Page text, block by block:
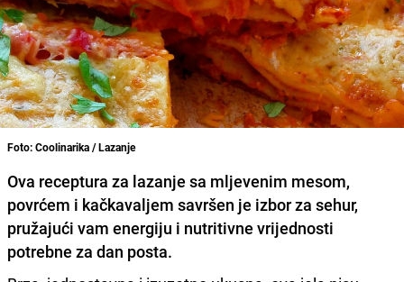
Foto: Coolinarika / Lazanje
Ova receptura za lazanje sa mljevenim mesom,
povrćem i kačkavaljem savršen je izbor za sehur,
pružajući vam energiju i nutritivne vrijednosti
potrebne za dan posta.